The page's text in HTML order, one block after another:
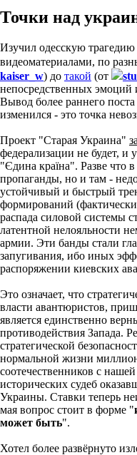
Точки над
Изучил одесскую
видеоматериалами, по
kaiser_w) до такой (от
непосредственных
Вывод более раннего
изменился - это точка
Проект "Старая Украина"
федерализации не будет, и
"Єдина країна". Разве что
пропаганды, но и там -
устойчивый и быстрый
формирований
распада силовой системы
латентной нелояльности
армии. Эти банды стали
запугивания, ибо иных
распоряжении киевских
Это означает, что
власти авантюристов,
является единственно
противодействия Запада.
стратегической
нормальной жизни
соотечественников с
исторических судеб
Украины. Ставки теперь
мая вопрос стоит в форме "
может быть".
Хотел более развёрнуто